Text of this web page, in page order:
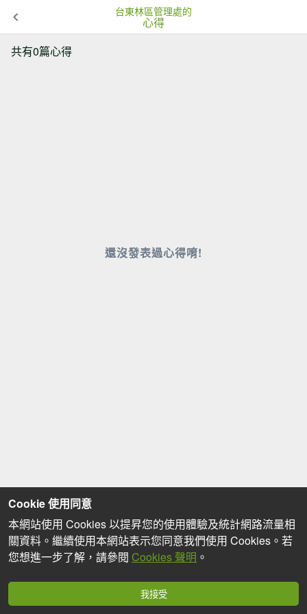
台東林區管理處的
心得
共有0篇心得
還沒發表過心得唷!
Cookie 使用同意
本網站使用 Cookies 以提昇您的使用體驗及統計網路流量相
關資料。繼續使用本網站表示您同意我們使用 Cookies。若
您想進一步了解，請參閱 Cookies 聲明 。
我接受